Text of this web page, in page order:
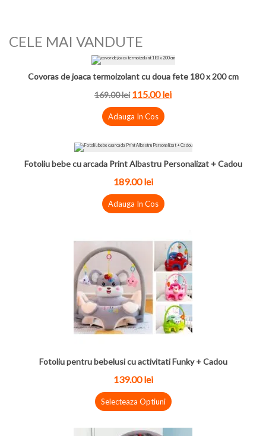
CELE MAI VANDUTE
Covoras de joaca termoizolant cu doua fete 180 x 200 cm
169.00lei 115.00lei
Adauga In Cos
Fotoliu bebe cu arcada Print Albastru Personalizat + Cadou
189.00lei
Adauga In Cos
Fotoliu pentru bebelusi cu activitati Funky + Cadou
139.00lei
Selecteaza Optiuni